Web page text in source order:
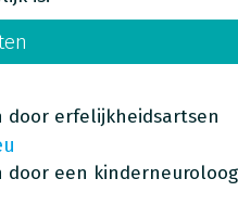
door erfelijkheidsartsen
door een kinderneuroloog